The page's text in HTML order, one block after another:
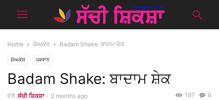
Home ਸ਼ੋਅਕੇਸ Badam Shake: ਬਾਦਾਮ ਸ਼ੇਕ
ਸ਼ੋਅਕੇਸ ਪਕਵਾਨ
Badam Shake: ਬਾਦਾਮ ਸ਼ੇਕ
ਵੱਲੋ ਸੱਚੀ ਸ਼ਿਕਸ਼ਾ - 2 months ago 0
197